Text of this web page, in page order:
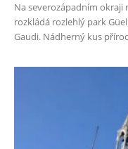
Na severozápadním okraji
rozkládá rozlehlý park
Gaudi. Nádherný kus